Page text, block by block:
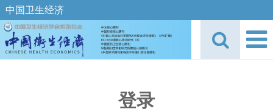
中国卫生经济
登录